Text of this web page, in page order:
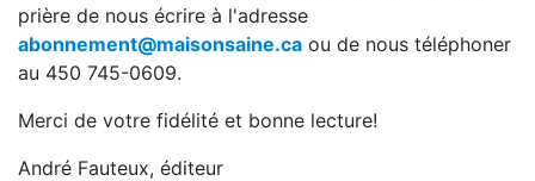
prière de nous écrire à l'adresse
abonnement@maisonsaine.ca ou de nous téléphoner
au 450 745-0609.
Merci de votre fidélité et bonne lecture!
André Fauteux, éditeur